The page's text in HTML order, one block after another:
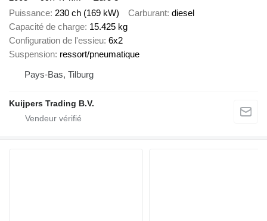
Puissance 230 ch (169 kW) Carburant diesel
Capacité de charge 15.425 kg
Configuration de l'essieu 6x2
Suspension ressort/pneumatique
Pays-Bas, Tilburg
Kuijpers Trading B.V.